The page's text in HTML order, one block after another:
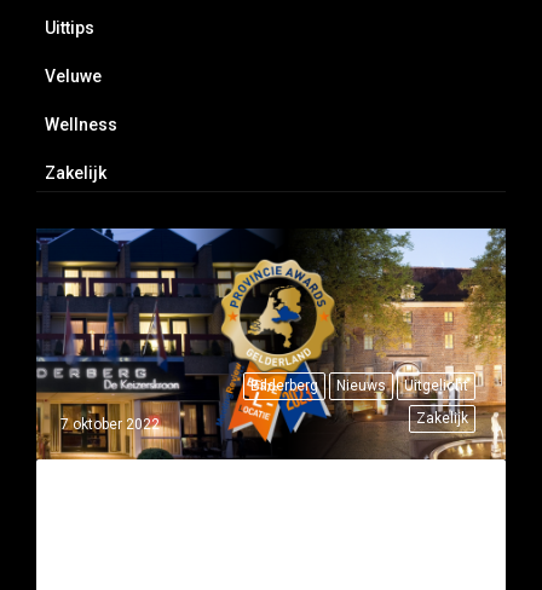
Uittips
Veluwe
Wellness
Zakelijk
Bilderberg Nieuws
Uitgelicht
Zakelijk
7 oktober 2022